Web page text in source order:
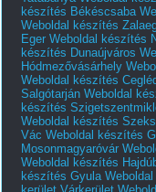
készítés Békéscsaba
Weboldal készítés
Eger Weboldal készítés
készítés Dunaújváros
Hódmezővásárhely
Weboldal készítés
Salgótarján Weboldal
készítés
Weboldal készítés
Vác Weboldal készítés
Mosonmagyaróvár
Weboldal készítés
készítés Gyula
kerület Várkerület